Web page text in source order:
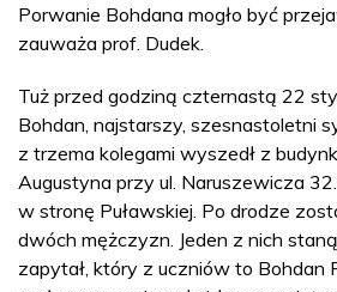
Porwanie Bohdana mogło być
zauważa prof. Dudek.
Tuż przed godziną czternastą 22
Bohdan, najstarszy, szesnastoletni
z trzema kolegami wyszedł z
Augustyna przy ul. Naruszewicza
w stronę Puławskiej. Po drodze
dwóch mężczyzn. Jeden z nich
zapytał, który z uczniów to Bohdan